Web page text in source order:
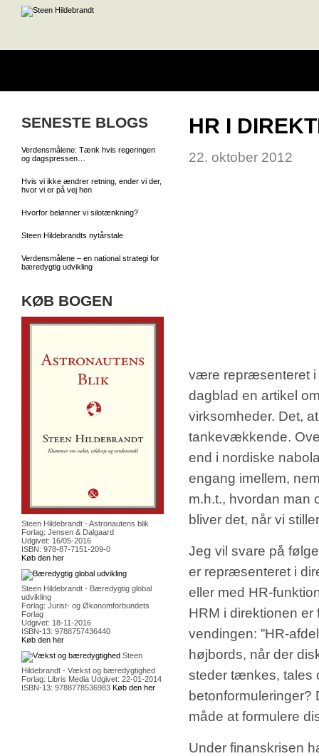
SENESTE BLOGS
Verdensmålene: Tænk hvis regeringen
og dagspressen…
Hvis vi ikke ændrer retning, ender vi der,
hvor vi er på vej hen
Hvorfor belønner vi silotænkning?
Steen Hildebrandts nytårstale
Verdensmålene – en national strategi for
bæredygtig udvikling
KØB BOGEN
Steen Hildebrandt - Astronautens blik
Forlag: Jensen & Dalgaard
Udgivet: 16/05-2016
ISBN: 978-87-7151-209-0
Køb den her
Steen Hildebrandt - Bæredygtig global
udvikling
Forlag: Jurist- og Økonomforbundets
Forlag
Udgivet: 18-11-2016
ISBN-13: 9788757436440
Køb den her
Steen
Hildebrandt - Vækst og bæredygtighed
Forlag: Libris Media Udgivet: 22-01-2014
ISBN-13: 9788778536983 Køb den her
HR I
22. oktober 2012
være repræsenteret i
dagblad en artikel
virksomheder. Det,
tankevækkende.
end i nordiske
engang imellem,
m.h.t., hvordan man
bliver det, når vi
Jeg vil svare på
er repræsenteret i
eller med HR-
HRM i direktionen
vendingen: ”HR-
højbords, når der
steder tænkes, tales
betonformuleringer?
måde at formulere
Under finanskrisen